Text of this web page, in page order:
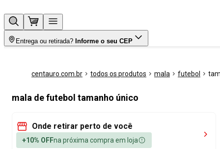
Entrega ou retirada? Informe o seu CEP
centauro.com.br todos os produtos mala futebol
mala de futebol tamanho único
Onde retirar perto de você
+10% OFFna próxima compra em loja